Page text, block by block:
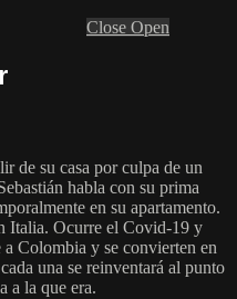
Close Open
de su casa por culpa de un
habla con su prima
en su apartamento.
Italia. Ocurre el Covid-19 y
Colombia y se convierten en
una se reinventará al punto
a la que era.